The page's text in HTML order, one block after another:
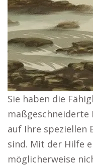
Sie haben die
maßgeschneiderte
auf Ihre speziellen
sind. Mit der Hilfe
möglicherweise